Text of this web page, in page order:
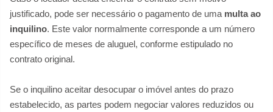
justificado, pode ser necessário o pagamento de uma multa ao
inquilino. Este valor normalmente corresponde a um número
específico de meses de aluguel, conforme estipulado no
contrato original.
Se o inquilino aceitar desocupar o imóvel antes do prazo
estabelecido, as partes podem negociar valores reduzidos ou